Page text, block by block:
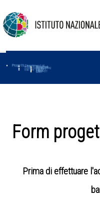
Progetti
Progetti Dipartimentali
AmbienteAmused
Macmap
Tropomag
TerremotiFurther
Muse
Vulcani First
Impact
Love-cf
Uno
Form
Prima di effettuare